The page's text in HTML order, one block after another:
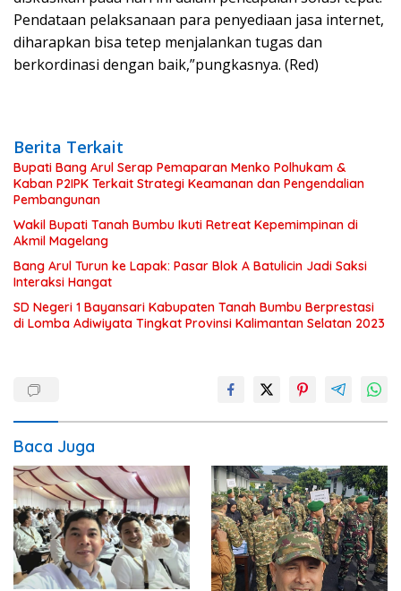
Pendataan pelaksanaan para penyediaan jasa internet,
diharapkan bisa tetep menjalankan tugas dan
berkordinasi dengan baik,”pungkasnya. (Red)
Berita Terkait
Bupati Bang Arul Serap Pemaparan Menko Polhukam &
Kaban P2IPK Terkait Strategi Keamanan dan Pengendalian
Pembangunan
Wakil Bupati Tanah Bumbu Ikuti Retreat Kepemimpinan di
Akmil Magelang
Bang Arul Turun ke Lapak: Pasar Blok A Batulicin Jadi Saksi
Interaksi Hangat
SD Negeri 1 Bayansari Kabupaten Tanah Bumbu Berprestasi
di Lomba Adiwiyata Tingkat Provinsi Kalimantan Selatan 2023
Baca Juga